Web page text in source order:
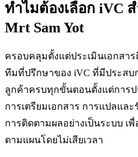
ทำไมต้องเลือก iVC
Mrt Sam Yot
ครอบคลุมตั้งแต่ประเมินเอกสาร
ทีมที่ปรึกษาของ iVC ที่มีประสบ
ลูกค้าครบทุกขั้นตอนตั้งแต่การ
การเตรียมเอกสาร การแปลแล
การติดตามผลอย่างเป็นระบบ เ
ตามแผนโดยไม่เสียเวลา